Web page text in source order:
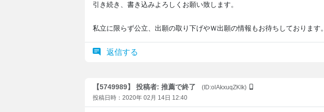
引き続き、書き込みよろしくお願い致します。
私立に限らず公立、出願の取り下げやＷ出願の情報もお待ちしております。
返信する
【5749989】 投稿者: 推薦で終了
(ID:olAkxuqZKIk)
投稿日時：2020年 02月 14日 12:40